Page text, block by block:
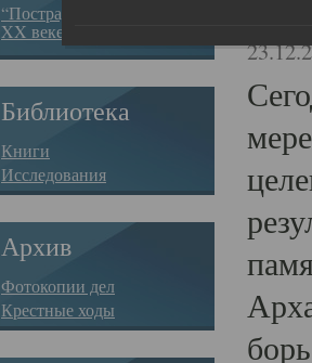
“Пострадавшие за веру в
XX веке на Севере”
Библиотека
Книги
Исследования
Архив
Фотокопии дел
Крестные ходы